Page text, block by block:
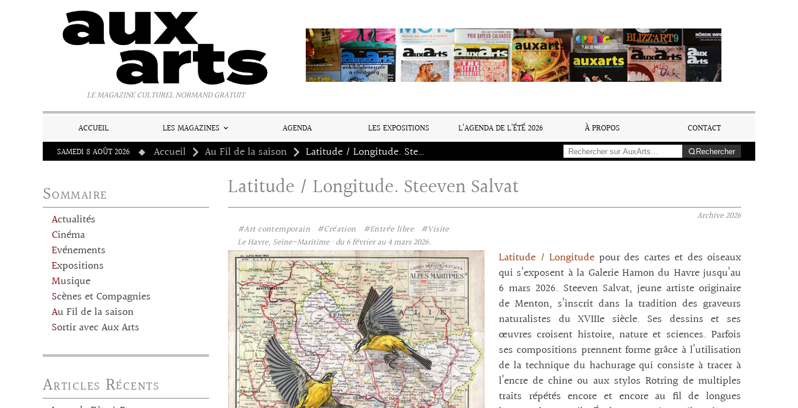
LE MAGAZINE CULTUREL NORMAND GRATUIT
ACCUEIL LES MAGAZINES AGENDA LES EXPOSITIONS L’AGENDA DE L’ÉTÉ 2026 À PROPOS
CONTACT
SAMEDI 8 AOÛT 2026
Accueil Au Fil de la saison Latitude / Longitude. Steeven Salvat Rechercher
Sommaire
Actualités
Cinéma
Evénements
Expositions
Musique
Scènes et Compagnies
Au Fil de la saison
Sortir avec Aux Arts
Articles Récents
Latitude / Longitude. Steeven Salvat
Archive2026
#Art contemporain
#Création #Entrée libre
#Visite
Le Havre, Seine-Maritime · du 6 février au 4 mars 2026.
Latitude / Longitude pour des cartes et des oiseaux
qui s’exposent à la Galerie Hamon du Havre jusqu’au
6 mars 2026. Steeven Salvat, jeune artiste originaire
de Menton, s’inscrit dans la tradition des graveurs
naturalistes du XVIIIe siècle. Ses dessins et ses
œuvres croisent histoire, nature et sciences. Parfois
ses compositions prennent forme grâce à l’utilisation
de la technique du hachurage qui consiste à tracer à
l’encre de chine ou aux stylos Rotring de multiples
traits répétés encore et encore au fil de longues
Panneau de gestion des cookies